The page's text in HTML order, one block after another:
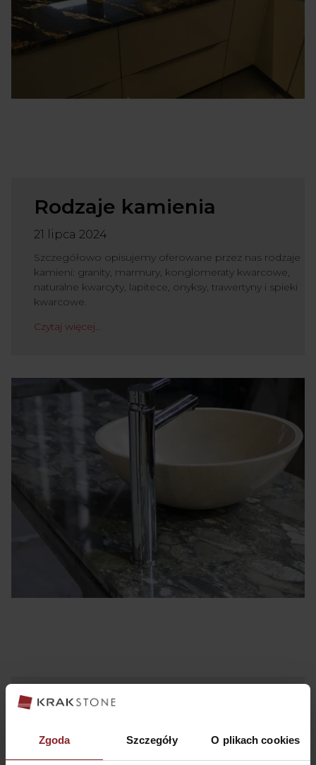
Zgoda Szczegóły O plikach cookies
Rodzaje kamienia
21 lipca 2024
Szczegółowo opisujemy oferowane przez nas rodzaje
kamieni: granity, marmury, konglomeraty kwarcowe,
naturalne kwarcyty, lapitece, onyksy, trawertyny i spieki
kwarcowe.
Czytaj więcej…
Zmiana lokalizacji i obsługa
klienta zdalna
26 lutego 2024